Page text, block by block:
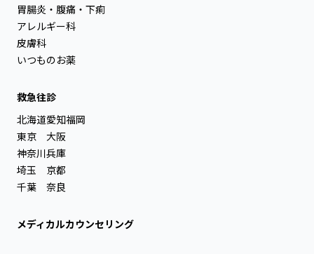
胃腸炎・腹痛・下痢
アレルギー科
皮膚科
いつものお薬
救急往診
北海道
東京
神奈川
埼玉
千葉
愛知
大阪
兵庫
京都
奈良
福岡
メディカルカウンセリング